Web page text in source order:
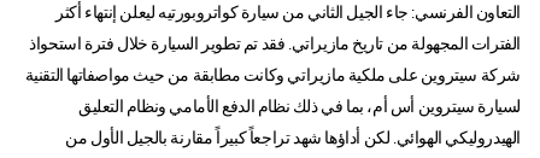
التعاون الفرنسي: جاء الجيل الثاني من سيارة كواتروبورتيه ليعلن إنتهاء أكثر
الفترات المجهولة من تاريخ مازيراتي. فقد تم تطوير السيارة خلال فترة استحواذ
شركة سيتروين على ملكية مازيراتي وكانت مطابقة من حيث مواصفاتها التقنية
لسيارة سيتروين أس أم، بما في ذلك نظام الدفع الأمامي ونظام التعليق
الهيدروليكي الهوائي. لكن أداؤها شهد تراجعاً كبيراً مقارنة بالجيل الأول من